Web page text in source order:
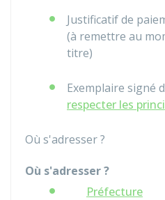
Justificatif de
(à remettre au
titre)
Exemplaire signé
respecter les
Où s'adresser ?
Où s'adresser ?
Préfecture